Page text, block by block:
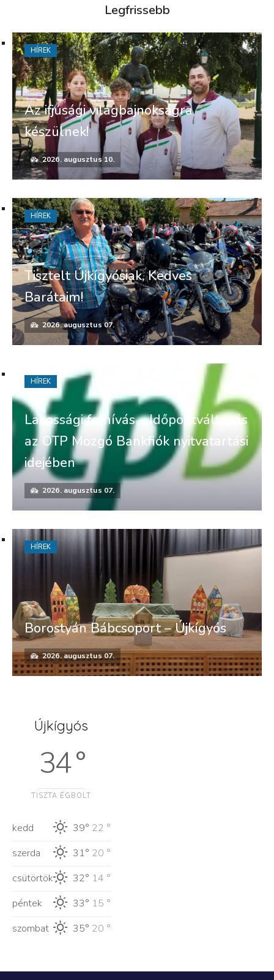
Legfrissebb
Az ifjúsági világbajnokságra
készülnek!
2026. augusztus 10.
HÍREK
Tisztelt Újkígyósiak, Kedves
Barátaim!
2026. augusztus 07.
HÍREK
Lakossági felhívás – Időpontváltozás
az OTP Mozgó Bankfiók nyitvatartási
idejében
2026. augusztus 07.
HÍREK
Borostyán Bábcsoport – Újkígyós
2026. augusztus 07.
HÍREK
Újkígyós
34 °
TISZTA ÉGBOLT
kedd 39° 22 °
szerda
31° 20 °
csütörtök
32° 14 °
péntek
33° 15 °
szombat
35° 20 °